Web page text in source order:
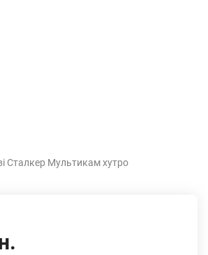
Сталкер Мультикам хутро